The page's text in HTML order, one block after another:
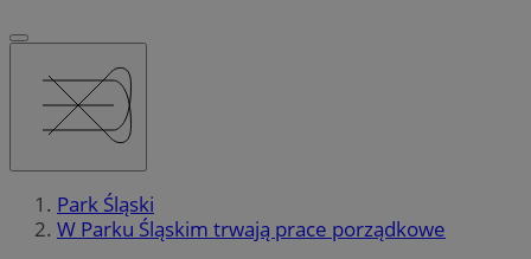
Park Śląski
W Parku Śląskim trwają prace porządkowe